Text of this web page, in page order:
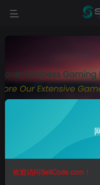
共1篇
欢迎访问SellCode.com！